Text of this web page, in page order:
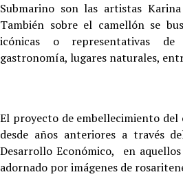
Submarino son las artistas
También sobre el camellón se
icónicas o representativas
gastronomía, lugares naturales,
El proyecto de embellecimiento
desde años anteriores a través
Desarrollo Económico, en
adornado por imágenes de